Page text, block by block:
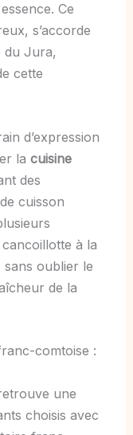
Ce
s’accorde
du Jura,
cette
d’expression
la cuisine
des
cuisson
à la
oublier le
de la
comtoise :
une
choisis avec